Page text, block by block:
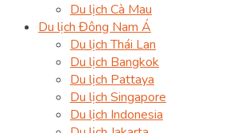
Du lịch Cà Mau
Du lịch Đông Nam Á
Du lịch Thái Lan
Du lịch Bangkok
Du lịch Pattaya
Du lịch Singapore
Du lịch Indonesia